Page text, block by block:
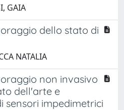
GAIA
dello stato di
NATALIA
non invasivo
dell'arte e
sensori impedimetrici